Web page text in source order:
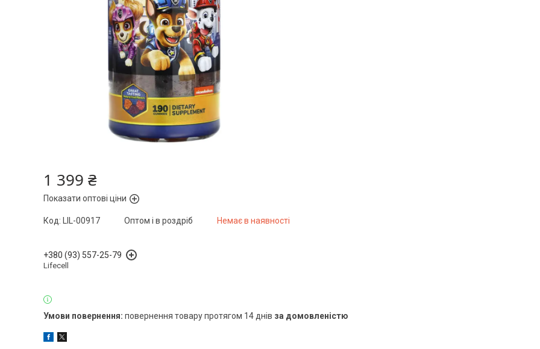
1 399 ₴
Показати оптові ціни
Немає в наявності
Оптом і в роздріб
Код: LIL-00917
+380 (93) 557-25-79
Lifecell
повернення товару протягом 14 днів за домовленістю